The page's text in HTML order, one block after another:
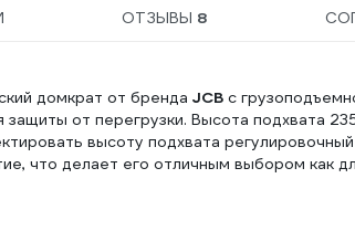
ОТЗЫВЫ 8
домкрат от бренда JCB с
от перегрузки. Высота подхвата
высоту подхвата
что делает его отличным выбором как